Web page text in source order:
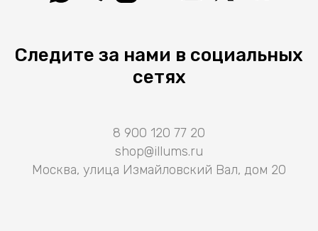
Следите за нами в социальных
сетях
8 900 120 77 20
shop@illums.ru
Москва, улица Измайловский Вал, дом 20